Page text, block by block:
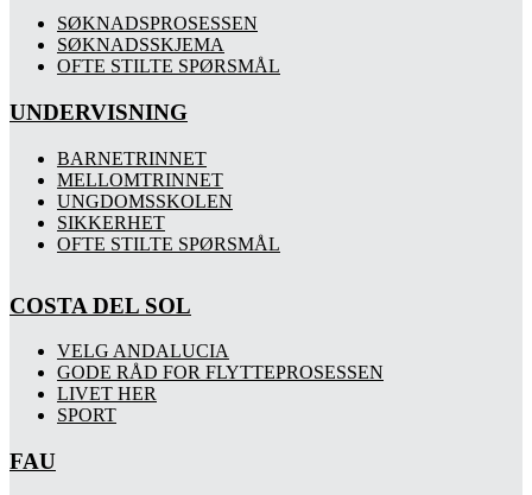
SØKNADSPROSESSEN
SØKNADSSKJEMA
OFTE STILTE SPØRSMÅL
UNDERVISNING
BARNETRINNET
MELLOMTRINNET
UNGDOMSSKOLEN
SIKKERHET
OFTE STILTE SPØRSMÅL
COSTA DEL SOL
VELG ANDALUCIA
GODE RÅD FOR FLYTTEPROSESSEN
LIVET HER
SPORT
FAU